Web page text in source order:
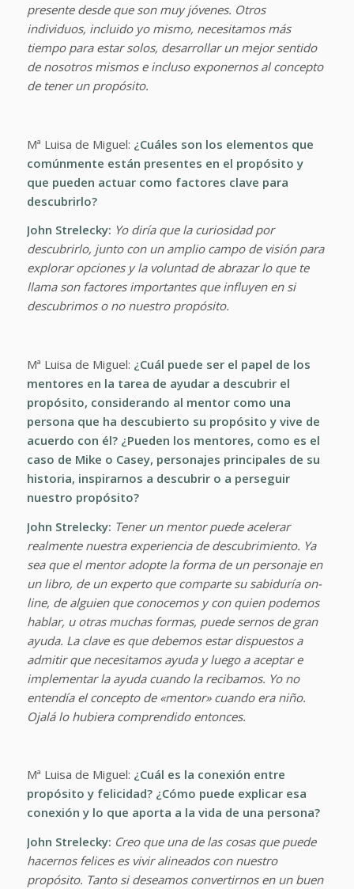
presente desde que son muy jóvenes. Otros
individuos, incluido yo mismo, necesitamos más
tiempo para estar solos, desarrollar un mejor sentido
de nosotros mismos e incluso exponernos al concepto
de tener un propósito.
Mª Luisa de Miguel: ¿Cuáles son los elementos que
comúnmente están presentes en el propósito y
que pueden actuar como factores clave para
descubrirlo?
John Strelecky: Yo diría que la curiosidad por
descubrirlo, junto con un amplio campo de visión para
explorar opciones y la voluntad de abrazar lo que te
llama son factores importantes que influyen en si
descubrimos o no nuestro propósito.
Mª Luisa de Miguel: ¿Cuál puede ser el papel de los
mentores en la tarea de ayudar a descubrir el
propósito, considerando al mentor como una
persona que ha descubierto su propósito y vive de
acuerdo con él? ¿Pueden los mentores, como es el
caso de Mike o Casey, personajes principales de su
historia, inspirarnos a descubrir o a perseguir
nuestro propósito?
John Strelecky: Tener un mentor puede acelerar
realmente nuestra experiencia de descubrimiento. Ya
sea que el mentor adopte la forma de un personaje en
un libro, de un experto que comparte su sabiduría on-
line, de alguien que conocemos y con quien podemos
hablar, u otras muchas formas, puede sernos de gran
ayuda. La clave es que debemos estar dispuestos a
admitir que necesitamos ayuda y luego a aceptar e
implementar la ayuda cuando la recibamos. Yo no
entendía el concepto de «mentor» cuando era niño.
Ojalá lo hubiera comprendido entonces.
Mª Luisa de Miguel: ¿Cuál es la conexión entre
propósito y felicidad? ¿Cómo puede explicar esa
conexión y lo que aporta a la vida de una persona?
John Strelecky: Creo que una de las cosas que puede
hacernos felices es vivir alineados con nuestro
propósito. Tanto si deseamos convertirnos en un buen